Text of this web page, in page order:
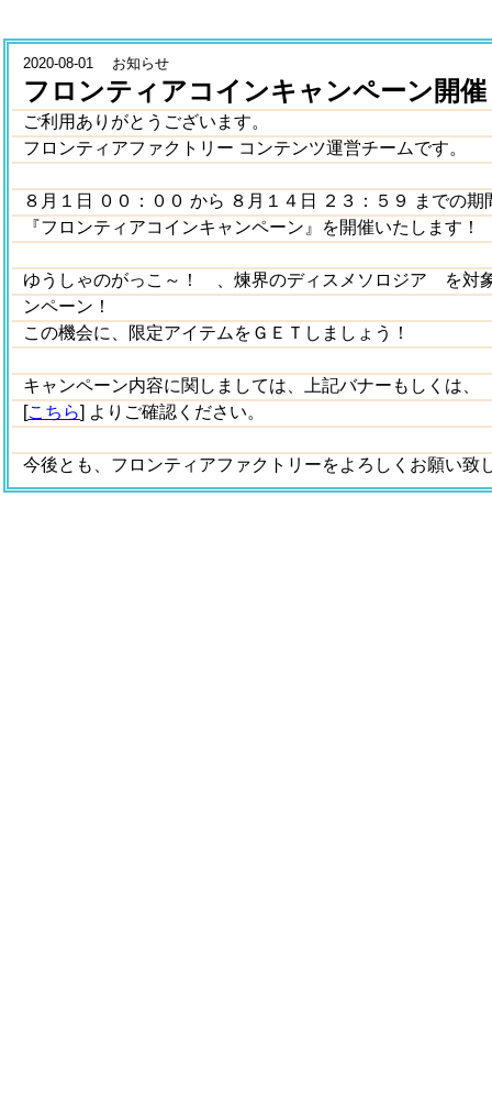
2020-08-01 お知らせ
フロンティアコインキャンペーン開催
ご利用ありがとうございます。
フロンティアファクトリー コンテンツ運営チームです。
８月１日 ００：００ から ８月１４日 ２３：５９ までの期
『フロンティアコインキャンペーン』を開催いたします！
ゆうしゃのがっこ～！ 、煉界のディスメソロジア を対
ンペーン！
この機会に、限定アイテムをＧＥＴしましょう！
キャンペーン内容に関しましては、上記バナーもしくは、
[こちら] よりご確認ください。
今後とも、フロンティアファクトリーをよろしくお願い致